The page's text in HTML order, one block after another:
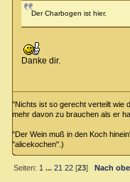
Der Charbogen ist hier.
Danke dir.
"Nichts ist so gerecht verteilt wie
mehr davon zu brauchen als er
"Der Wein muß in den Koch
"alicekochen".)
Seiten: 1 ...21 22 [23]
Nach